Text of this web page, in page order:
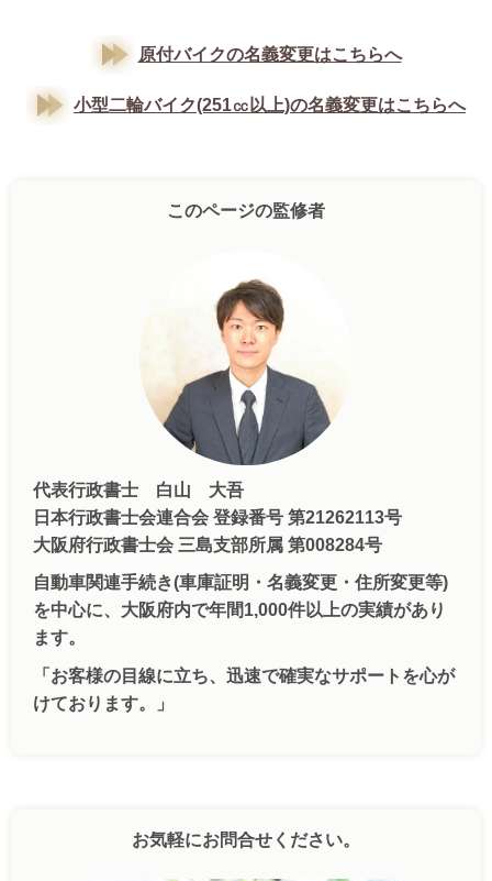
原付バイクの名義変更はこちらへ
小型二輪バイク(251㏄以上)の名義変更はこちらへ
このページの監修者
代表行政書士 白山 大吾
日本行政書士会連合会 登録番号 第21262113号
大阪府行政書士会 三島支部所属 第008284号
自動車関連手続き(車庫証明・名義変更・住所変更等)
を中心に、大阪府内で年間1,000件以上の実績があり
ます。
「お客様の目線に立ち、迅速で確実なサポートを心が
けております。」
お気軽にお問合せください。